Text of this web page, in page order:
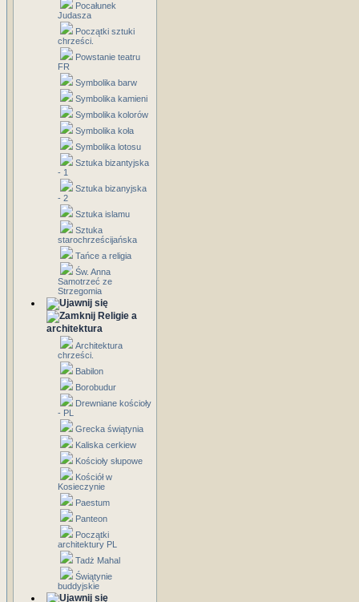
Pocałunek
Judasza
Początki sztuki
chrześci.
Powstanie teatru
FR
Symbolika barw
Symbolika kamieni
Symbolika kolorów
Symbolika koła
Symbolika lotosu
Sztuka bizantyjska
- 1
Sztuka bizanyjska
- 2
Sztuka islamu
Sztuka
starochrześcijańska
Tańce a religia
Św. Anna
Samotrzeć ze
Strzegomia
Religie a
architektura
Architektura
chrześci.
Babilon
Borobudur
Drewniane kościoły
- PL
Grecka świątynia
Kaliska cerkiew
Kościoły słupowe
Kościół w
Kosieczynie
Paestum
Panteon
Początki
architektury PL
Tadż Mahal
Świątynie
buddyjskie